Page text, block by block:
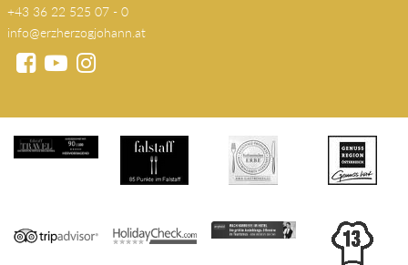
+43 36 22 525 07 - 0
info@erzherzogjohann.at